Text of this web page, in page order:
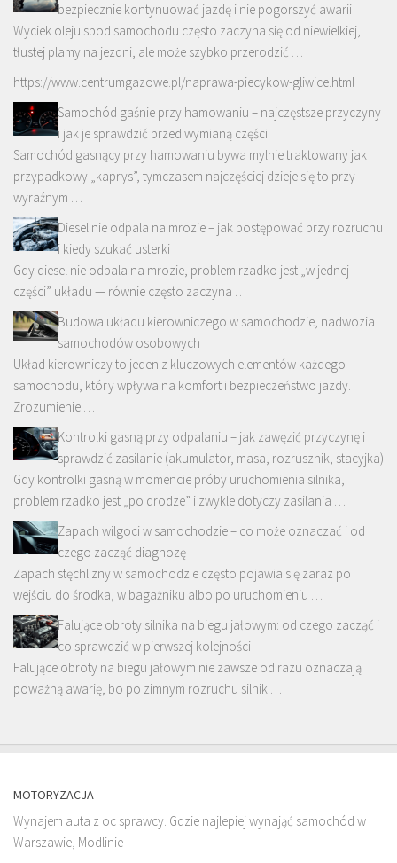
bezpiecznie kontynuować jazdę i nie pogorszyć awarii
Wyciek oleju spod samochodu często zaczyna się od niewielkiej,
tłustej plamy na jezdni, ale może szybko przerodzić …
https://www.centrumgazowe.pl/naprawa-piecykow-gliwice.html
Samochód gaśnie przy hamowaniu – najczęstsze przyczyny
i jak je sprawdzić przed wymianą części
Samochód gasnący przy hamowaniu bywa mylnie traktowany jak
przypadkowy „kaprys”, tymczasem najczęściej dzieje się to przy
wyraźnym …
Diesel nie odpala na mrozie – jak postępować przy rozruchu
i kiedy szukać usterki
Gdy diesel nie odpala na mrozie, problem rzadko jest „w jednej
części” układu — równie często zaczyna …
Budowa układu kierowniczego w samochodzie, nadwozia
samochodów osobowych
Układ kierowniczy to jeden z kluczowych elementów każdego
samochodu, który wpływa na komfort i bezpieczeństwo jazdy.
Zrozumienie …
Kontrolki gasną przy odpalaniu – jak zawęzić przyczynę i
sprawdzić zasilanie (akumulator, masa, rozrusznik, stacyjka)
Gdy kontrolki gasną w momencie próby uruchomienia silnika,
problem rzadko jest „po drodze” i zwykle dotyczy zasilania …
Zapach wilgoci w samochodzie – co może oznaczać i od
czego zacząć diagnozę
Zapach stęchlizny w samochodzie często pojawia się zaraz po
wejściu do środka, w bagażniku albo po uruchomieniu …
Falujące obroty silnika na biegu jałowym: od czego zacząć i
co sprawdzić w pierwszej kolejności
Falujące obroty na biegu jałowym nie zawsze od razu oznaczają
poważną awarię, bo po zimnym rozruchu silnik …
MOTORYZACJA
Wynajem auta z oc sprawcy. Gdzie najlepiej wynająć samochód w
Warszawie, Modlinie